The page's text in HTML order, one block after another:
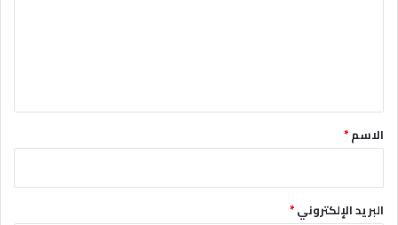
*الاسم*
البريد الإلكتروني*